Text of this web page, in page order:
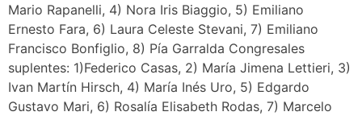
Mario Rapanelli, 4) Nora Iris Biaggio, 5) Emiliano
Ernesto Fara, 6) Laura Celeste Stevani, 7) Emiliano
Francisco Bonfiglio, 8) Pía Garralda Congresales
suplentes: 1)Federico Casas, 2) María Jimena Lettieri, 3)
Ivan Martín Hirsch, 4) María Inés Uro, 5) Edgardo
Gustavo Mari, 6) Rosalía Elisabeth Rodas, 7) Marcelo